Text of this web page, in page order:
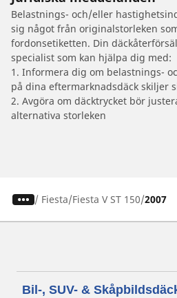
Belastnings- och/eller
sig något från originalstorleken
fordonsetiketten. Din
specialist som kan hjälpa dig med:
1. Informera dig om belastnings-
på dina eftermarknadsdäck skiljer
2. Avgöra om däcktrycket bör
alternativa storleken
/ Fiesta Fiesta V ST 150 2007
Bil-, SUV- &